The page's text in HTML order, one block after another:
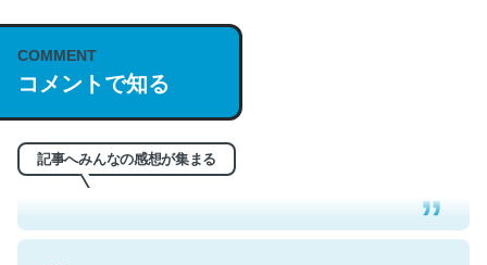
COMMENT
コメントで知る
記事へみんなの感想が集まる
これは名文。彼はとてもクレバーなんだろうなと凄く思
う。英語少しでも読める人は原文もお勧め。自分はこの流
─今のこの状況が信じられるかい？ by ラーズ・ヌートバー